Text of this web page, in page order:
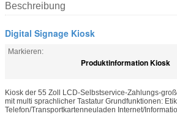
Beschreibung
Digital Signage Kiosk
Markieren:
Produktinformation Kiosk
Kiosk der 55 Zoll LCD-Selbstservice-Zahlungs-
mit multi sprachlicher Tastatur Grundfunktionen:
Telefon/Transportkartenneuladen Internet/